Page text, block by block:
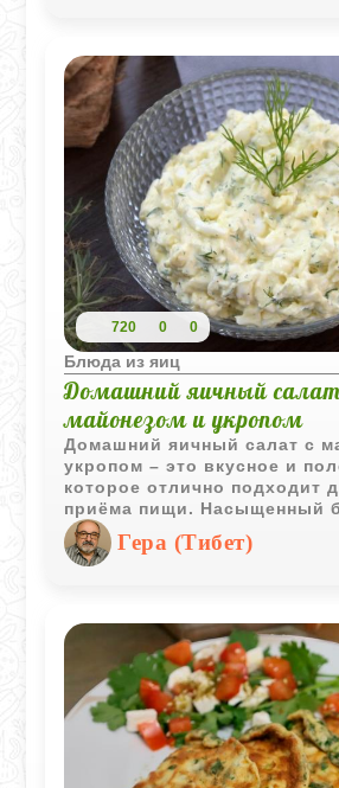
720 0 0
Блюда из яиц
Домашний яичный
майонезом и укропом
Домашний яичный салат с
укропом – это вкусное и
которое отлично подходит
приёма пищи. Насыщенный
витаминами, он придаёт
благодаря укропу и
благодаря специям. Этот
с различными гарнирами,
универсальным и
Гера (Тибет)